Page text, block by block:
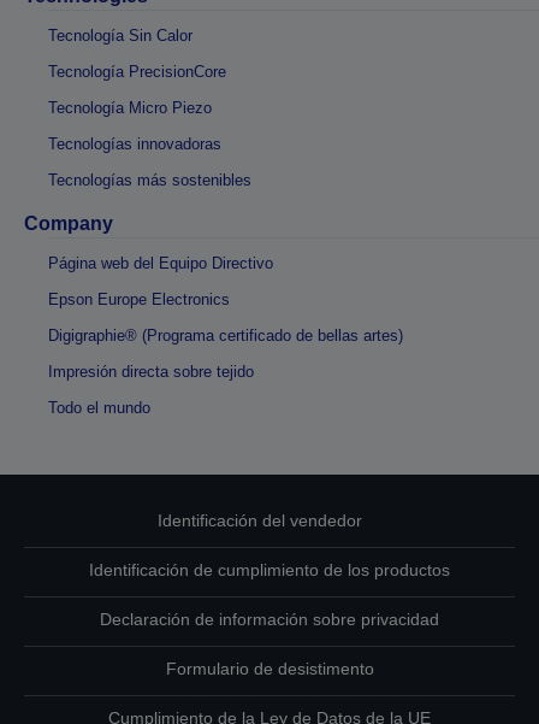
Tecnología Sin Calor
Tecnología PrecisionCore
Tecnología Micro Piezo
Tecnologías innovadoras
Tecnologías más sostenibles
Company
Página web del Equipo Directivo
Epson Europe Electronics
Digigraphie® (Programa certificado de bellas artes)
Impresión directa sobre tejido
Todo el mundo
Identificación del vendedor
Identificación de cumplimiento de los productos
Declaración de información sobre privacidad
Formulario de desistimento
Cumplimiento de la Ley de Datos de la UE